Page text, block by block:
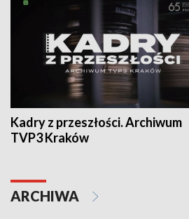
Kadry z przeszłości. Archiwum
TVP3 Kraków
ARCHIWA